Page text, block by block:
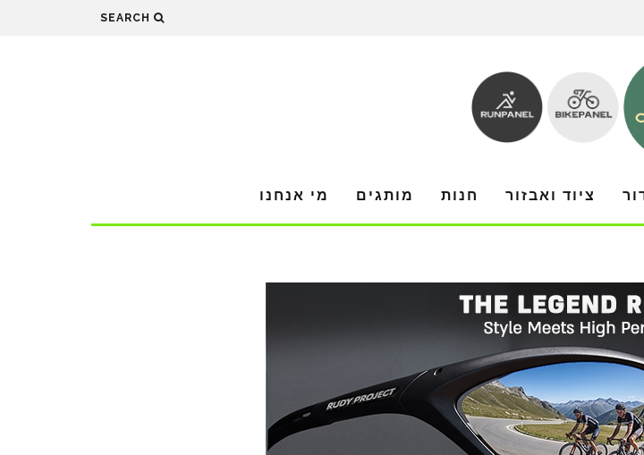
SEARCH
ציוד ואבזור חנות מותגים מי אנחנו